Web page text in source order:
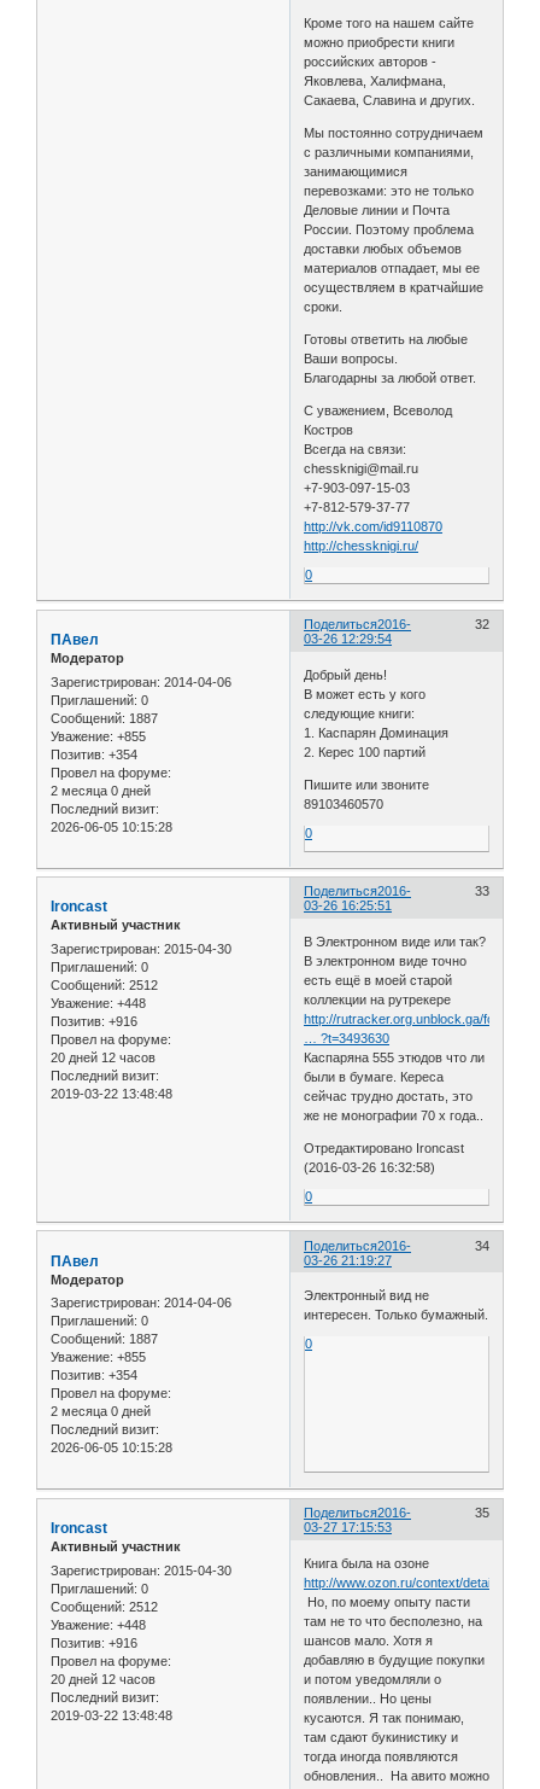
Кроме того на нашем сайте
можно приобрести книги
российских авторов -
Яковлева, Халифмана,
Сакаева, Славина и других.
Мы постоянно сотрудничаем
с различными компаниями,
занимающимися
перевозками: это не только
Деловые линии и Почта
России. Поэтому проблема
доставки любых объемов
материалов отпадает, мы ее
осуществляем в кратчайшие
сроки.
Готовы ответить на любые
Ваши вопросы.
Благодарны за любой ответ.
С уважением, Всеволод
Костров
Всегда на связи:
chessknigi@mail.ru
+7-903-097-15-03
+7-812-579-37-77
http://vk.com/id9110870
http://chessknigi.ru/
0
Поделиться 32
2016-
03-26 12:29:54
ПАвел
Модератор
Зарегистрирован: 2014-04-06
Приглашений: 0
Сообщений: 1887
Уважение: +855
Позитив: +354
Провел на форуме:
2 месяца 0 дней
Последний визит:
2026-06-05 10:15:28
Добрый день!
В может есть у кого
следующие книги:
1. Каспарян Доминация
2. Керес 100 партий
Пишите или звоните
89103460570
0
Поделиться 33
2016-
03-26 16:25:51
Ironcast
Активный участник
Зарегистрирован: 2015-04-30
Приглашений: 0
Сообщений: 2512
Уважение: +448
Позитив: +916
Провел на форуме:
20 дней 12 часов
Последний визит:
2019-03-22 13:48:48
В Электронном виде или так?
В электронном виде точно
есть ещё в моей старой
коллекции на рутрекере
http://rutracker.org.unblock.ga/forum/v
… ?t=3493630
Каспаряна 555 этюдов что ли
были в бумаге. Кереса
сейчас трудно достать, это
же не монографии 70 х года..
Отредактировано Ironcast
(2016-03-26 16:32:58)
0
Поделиться 34
2016-
03-26 21:19:27
ПАвел
Модератор
Зарегистрирован: 2014-04-06
Приглашений: 0
Сообщений: 1887
Уважение: +855
Позитив: +354
Провел на форуме:
2 месяца 0 дней
Последний визит:
2026-06-05 10:15:28
Электронный вид не
интересен. Только бумажный.
0
Поделиться 35
2016-
03-27 17:15:53
Ironcast
Активный участник
Зарегистрирован: 2015-04-30
Приглашений: 0
Сообщений: 2512
Уважение: +448
Позитив: +916
Провел на форуме:
20 дней 12 часов
Последний визит:
2019-03-22 13:48:48
Книга была на озоне
http://www.ozon.ru/context/detail/id/
Но, по моему опыту пасти
там не то что бесполезно, на
шансов мало. Хотя я
добавляю в будущие покупки
и потом уведомляли о
появлении.. Но цены
кусаются. Я так понимаю,
там сдают букинистику и
тогда иногда появляются
обновления.. На авито можно